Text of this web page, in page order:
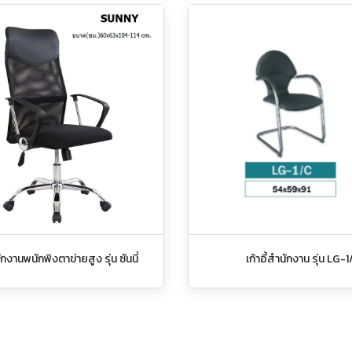
งานพนักพิงตาข่ายสูง รุ่น ซันนี่ เก้าอี้สำนักงาน รุ่น LG-